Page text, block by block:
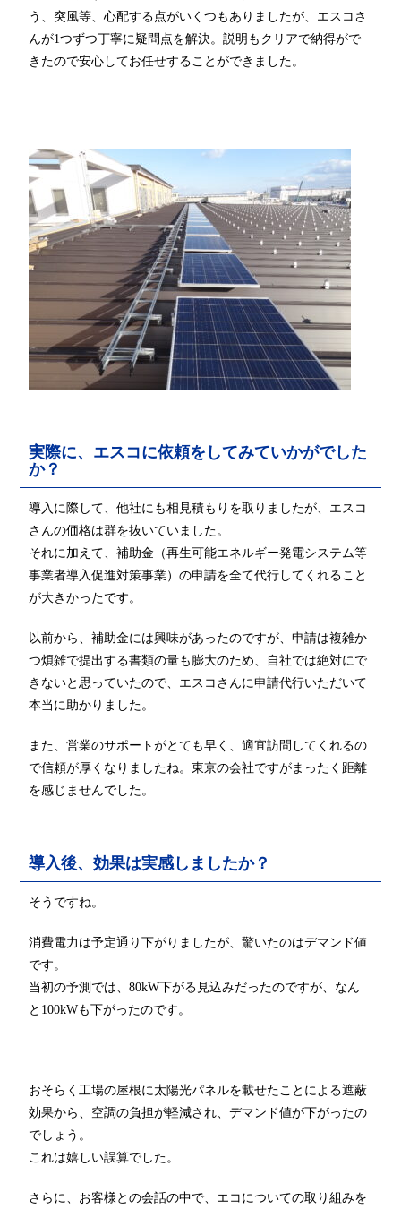
う、突風等、心配する点がいくつもありましたが、エスコさ
んが1つずつ丁寧に疑問点を解決。説明もクリアで納得がで
きたので安心してお任せすることができました。
実際に、エスコに依頼をしてみていかがでした
か？
導入に際して、他社にも相見積もりを取りましたが、エスコ
さんの価格は群を抜いていました。
それに加えて、補助金（再生可能エネルギー発電システム等
事業者導入促進対策事業）の申請を全て代行してくれること
が大きかったです。
以前から、補助金には興味があったのですが、申請は複雑か
つ煩雑で提出する書類の量も膨大のため、自社では絶対にで
きないと思っていたので、エスコさんに申請代行いただいて
本当に助かりました。
また、営業のサポートがとても早く、適宜訪問してくれるの
で信頼が厚くなりましたね。東京の会社ですがまったく距離
を感じませんでした。
導入後、効果は実感しましたか？
そうですね。
消費電力は予定通り下がりましたが、驚いたのはデマンド値
です。
当初の予測では、80kW下がる見込みだったのですが、なん
と100kWも下がったのです。
おそらく工場の屋根に太陽光パネルを載せたことによる遮蔽
効果から、空調の負担が軽減され、デマンド値が下がったの
でしょう。
これは嬉しい誤算でした。
さらに、お客様との会話の中で、エコについての取り組みを